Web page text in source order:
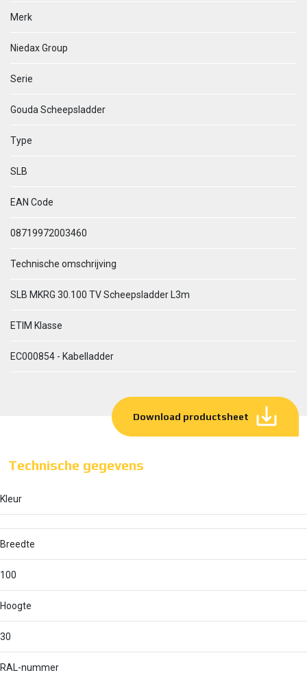
Merk
Niedax Group
Serie
Gouda Scheepsladder
Type
SLB
EAN Code
08719972003460
Technische omschrijving
SLB MKRG 30.100 TV Scheepsladder L3m
ETIM Klasse
EC000854 - Kabelladder
Download productsheet
Technische gegevens
Kleur
Breedte
100
Hoogte
30
RAL-nummer